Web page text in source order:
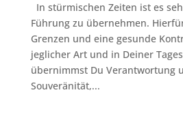
In stürmischen Zeiten ist es
Führung zu übernehmen.
Grenzen und eine gesunde
jeglicher Art und in Deiner
übernimmst Du Verantwortung
Souveränität,...